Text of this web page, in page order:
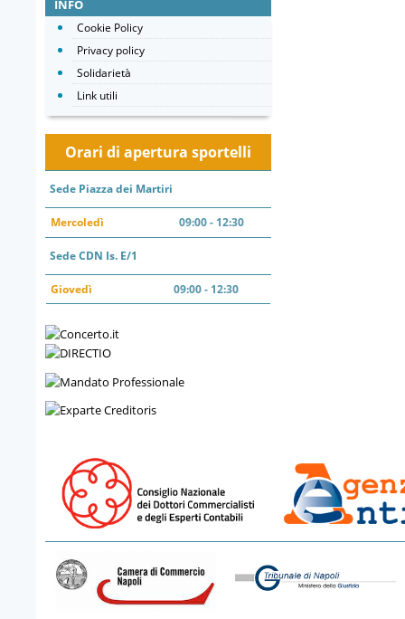
INFO
Cookie Policy
Privacy policy
Solidarietà
Link utili
Orari di apertura sportelli
Sede Piazza dei Martiri
Mercoledì 09:00 - 12:30
Sede CDN Is. E/1
Giovedì 09:00 - 12:30